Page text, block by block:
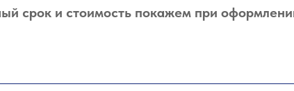
срок и стоимость покажем при